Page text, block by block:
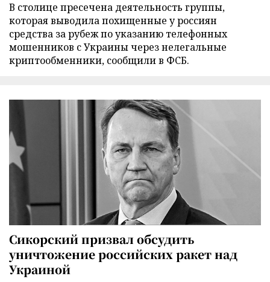
В столице пресечена деятельность группы,
которая выводила похищенные у россиян
средства за рубеж по указанию телефонных
мошенников с Украины через нелегальные
криптообменники, сообщили в ФСБ.
Сикорский призвал обсудить
уничтожение российских ракет над
Украиной